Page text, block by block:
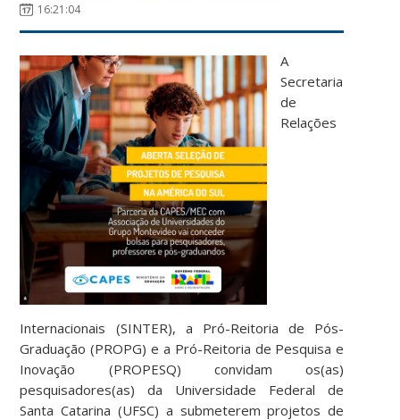
16:21:04
A
Secretaria
de
Relações
Internacionais (SINTER), a Pró-Reitoria de Pós-
Graduação (PROPG) e a Pró-Reitoria de Pesquisa e
Inovação (PROPESQ) convidam os(as)
pesquisadores(as) da Universidade Federal de
Santa Catarina (UFSC) a submeterem projetos de